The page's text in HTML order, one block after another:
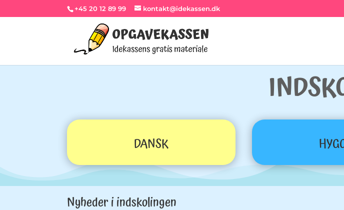
+45 20 12 89 99 kontakt@idekassen.dk
DANSK
Nyheder i indskolingen